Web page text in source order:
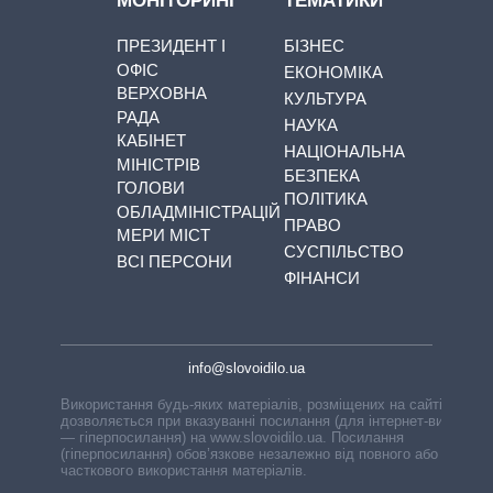
ПРЕЗИДЕНТ І
ОФІС
ВЕРХОВНА
РАДА
КАБІНЕТ
МІНІСТРІВ
ГОЛОВИ
ОБЛАДМІНІСТРАЦІЙ
МЕРИ МІСТ
ВСІ ПЕРСОНИ
БІЗНЕС
ЕКОНОМІКА
КУЛЬТУРА
НАУКА
НАЦІОНАЛЬНА
БЕЗПЕКА
ПОЛІТИКА
ПРАВО
СУСПІЛЬСТВО
ФІНАНСИ
info@slovoidilo.ua
Використання будь-яких матеріалів, розміщених на сайті,
дозволяється при вказуванні посилання (для інтернет-видань
— гіперпосилання) на www.slovoidilo.ua. Посилання
(гіперпосилання) обов’язкове незалежно від повного або
часткового використання матеріалів.